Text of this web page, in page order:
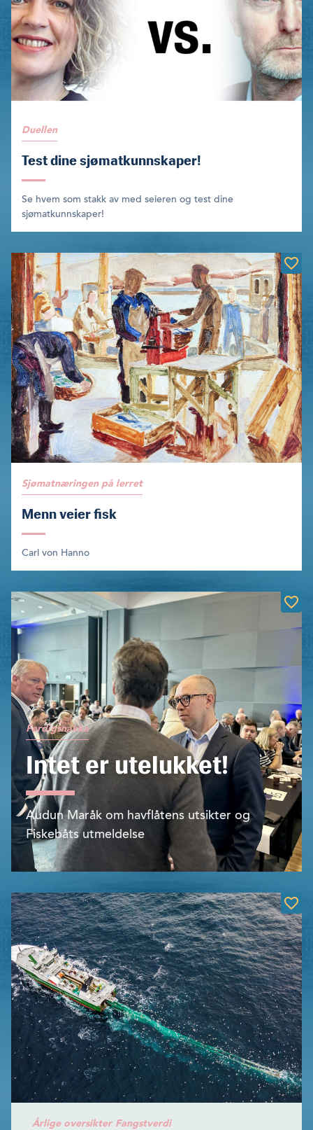
Duellen
Test dine sjømatkunnskaper!
Se hvem som stakk av med seieren og test dine
sjømatkunnskaper!
Sjømatnæringen på lerret
Menn veier fisk
Carl von Hanno
Ferdigsnakka
Intet er utelukket!
Audun Maråk om havflåtens utsikter og
Fiskebåts utmeldelse
Årlige oversikter Fangstverdi